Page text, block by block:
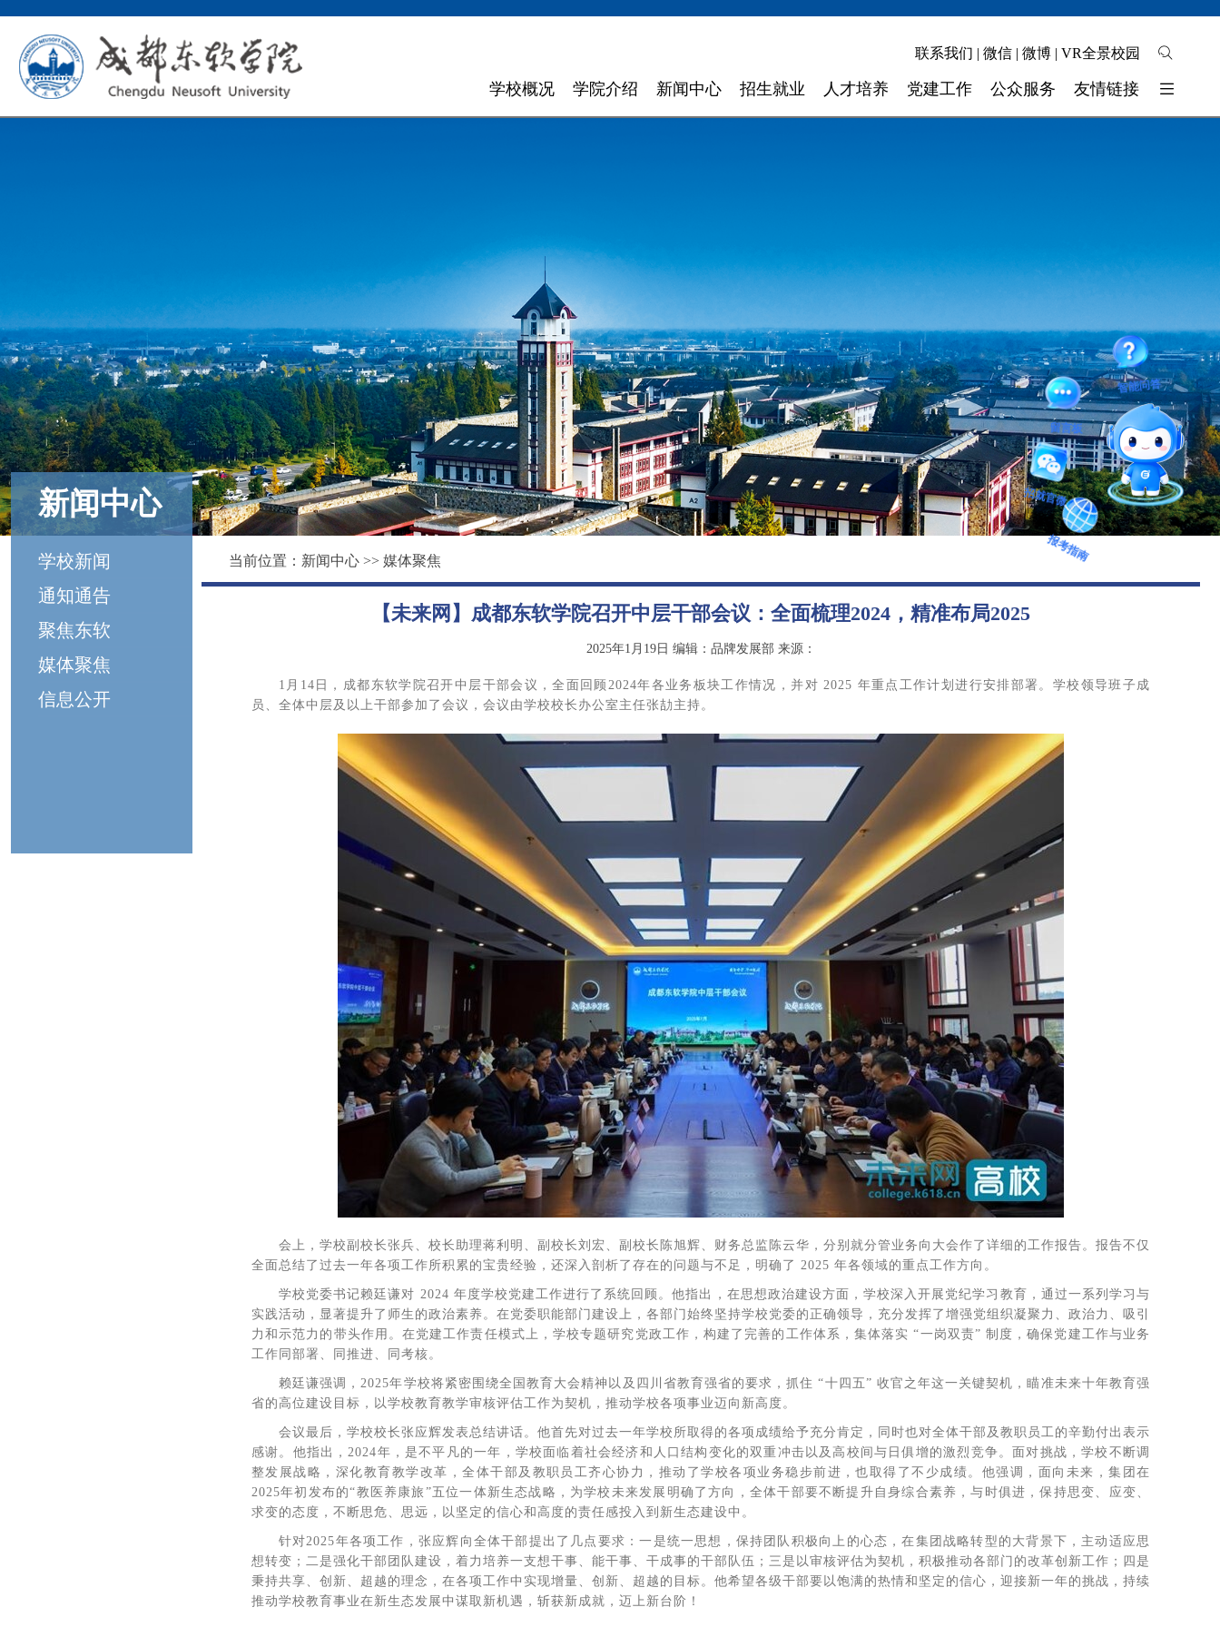
联系我们 | 微信 | 微博 | VR全景校园
学校概况
组织机构
理念特色
大 事 记
领导关怀
校园环境
影像东软
大学精神
学院介绍
数字艺术与设计学院
外国语学院
健康医疗科技学院
数智应用技术学院
国际教育学院
数据科学与基础学院
马克思主义学院
继续教育（培训）学院
新闻中心
媒体聚焦
招生就业 人才培养
校 团 委
师资力量
奖助学金
图书馆
后勤保障
党建工作 公众服务
联系我们
友情链接
四川省高校网络理政平台
新闻中心
学校新闻
通知通告
聚焦东软
媒体聚焦
信息公开
当前位置： 新闻中心 >> 媒体聚焦
【未来网】成都东软学院召开中层干部会议：全面梳理2024，精准布局2025
2025年1月19日 编辑：品牌发展部 来源：
1月14日，成都东软学院召开中层干部会议，全面回顾2024年各业务板块工作情况，并对 2025 年重点工作计划进行安排部署。学校领导班子成
员、全体中层及以上干部参加了会议，会议由学校校长办公室主任张劼主持。
会上，学校副校长张兵、校长助理蒋利明、副校长刘宏、副校长陈旭辉、财务总监陈云华，分别就分管业务向大会作了详细的工作报告。报告不仅
全面总结了过去一年各项工作所积累的宝贵经验，还深入剖析了存在的问题与不足，明确了 2025 年各领域的重点工作方向。
学校党委书记赖廷谦对 2024 年度学校党建工作进行了系统回顾。他指出，在思想政治建设方面，学校深入开展党纪学习教育，通过一系列学习与
实践活动，显著提升了师生的政治素养。在党委职能部门建设上，各部门始终坚持学校党委的正确领导，充分发挥了增强党组织凝聚力、政治力、吸引
力和示范力的带头作用。在党建工作责任模式上，学校专题研究党政工作，构建了完善的工作体系，集体落实 “一岗双责” 制度，确保党建工作与业务
工作同部署、同推进、同考核。
赖廷谦强调，2025年学校将紧密围绕全国教育大会精神以及四川省教育强省的要求，抓住 “十四五” 收官之年这一关键契机，瞄准未来十年教育强
省的高位建设目标，以学校教育教学审核评估工作为契机，推动学校各项事业迈向新高度。
会议最后，学校校长张应辉发表总结讲话。他首先对过去一年学校所取得的各项成绩给予充分肯定，同时也对全体干部及教职员工的辛勤付出表示
感谢。他指出，2024年，是不平凡的一年，学校面临着社会经济和人口结构变化的双重冲击以及高校间与日俱增的激烈竞争。面对挑战，学校不断调
整发展战略，深化教育教学改革，全体干部及教职员工齐心协力，推动了学校各项业务稳步前进，也取得了不少成绩。他强调，面向未来，集团在
2025年初发布的“教医养康旅”五位一体新生态战略，为学校未来发展明确了方向，全体干部要不断提升自身综合素养，与时俱进，保持思变、应变、
求变的态度，不断思危、思远，以坚定的信心和高度的责任感投入到新生态建设中。
针对2025年各项工作，张应辉向全体干部提出了几点要求：一是统一思想，保持团队积极向上的心态，在集团战略转型的大背景下，主动适应思
想转变；二是强化干部团队建设，着力培养一支想干事、能干事、干成事的干部队伍；三是以审核评估为契机，积极推动各部门的改革创新工作；四是
秉持共享、创新、超越的理念，在各项工作中实现增量、创新、超越的目标。他希望各级干部要以饱满的热情和坚定的信心，迎接新一年的挑战，持续
推动学校教育事业在新生态发展中谋取新机遇，斩获新成就，迈上新台阶！
智能问答
留言板
招就官微